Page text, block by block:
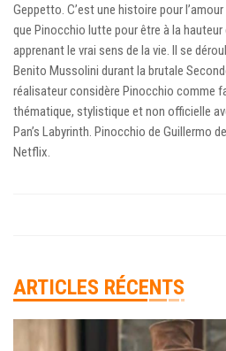
Geppetto. C’est une histoire pour
que Pinocchio lutte pour être à la
apprenant le vrai sens de la vie. Il se
Benito Mussolini durant la brutale
réalisateur considère Pinocchio comme
thématique, stylistique et non officielle
Pan’s Labyrinth. Pinocchio de Guillermo
Netflix.
ARTICLES RÉCENTS